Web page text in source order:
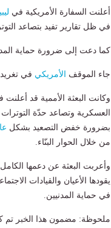
أعلنت السفارة الأمريكية في
في ظل تقارير تفيد بتصاعد
كما دعت إلى ضرورة حماية
جاء الموقف الأمريكي في
وكانت البعثة الأممية قد
العسكرية وتصاعد حدّة
بضرورة خفض التصعيد بشكل
من خلال الحوار البنّاء.
وأعربت البعثة عن دعمها
يقودها الأعيان والقيادات
في حماية المدنيين.
ملحوظة: مضمون هذا الخبر تم